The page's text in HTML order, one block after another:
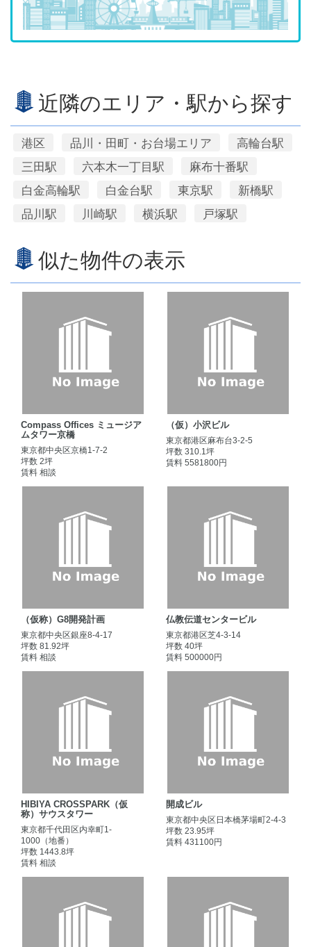
近隣のエリア・駅から探す
港区 品川・田町・お台場エリア
高輪台駅
三田駅
六本木一丁目駅
麻布十番駅
白金高輪駅
白金台駅 東京駅
新橋駅
品川駅
川崎駅 横浜駅 戸塚駅
似た物件の表示
Compass Offices ミュージア
ムタワー京橋
東京都中央区京橋1-7-2
坪数 2坪
賃料 相談
（仮）小沢ビル
東京都港区麻布台3-2-5
坪数 310.1坪
賃料 5581800円
（仮称）G8開発計画
東京都中央区銀座8-4-17
坪数 81.92坪
賃料 相談
仏教伝道センタービル
東京都港区芝4-3-14
坪数 40坪
賃料 500000円
HIBIYA CROSSPARK（仮
称）サウスタワー
東京都千代田区内幸町1-
1000（地番）
坪数 1443.8坪
賃料 相談
開成ビル
東京都中央区日本橋茅場町2-4-3
坪数 23.95坪
賃料 431100円